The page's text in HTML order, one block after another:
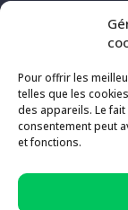
Pour offrir les
telles que les
des appareils. Le
consentement peut
et fonctions.
politique